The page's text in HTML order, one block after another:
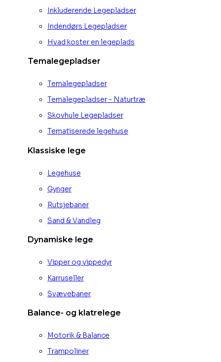
Inkluderende Legepladser
Indendørs Legepladser
Hvad koster en legeplads
Temalegepladser
Temalegepladser
Temalegepladser - Naturtræ
Skovhule Legepladser
Tematiserede legehuse
Klassiske lege
Legehuse
Gynger
Rutsjebaner
Sand & Vandleg
Dynamiske lege
Vipper og vippedyr
Karruseller
Svævebaner
Balance- og klatrelege
Motorik & Balance
Trampoliner